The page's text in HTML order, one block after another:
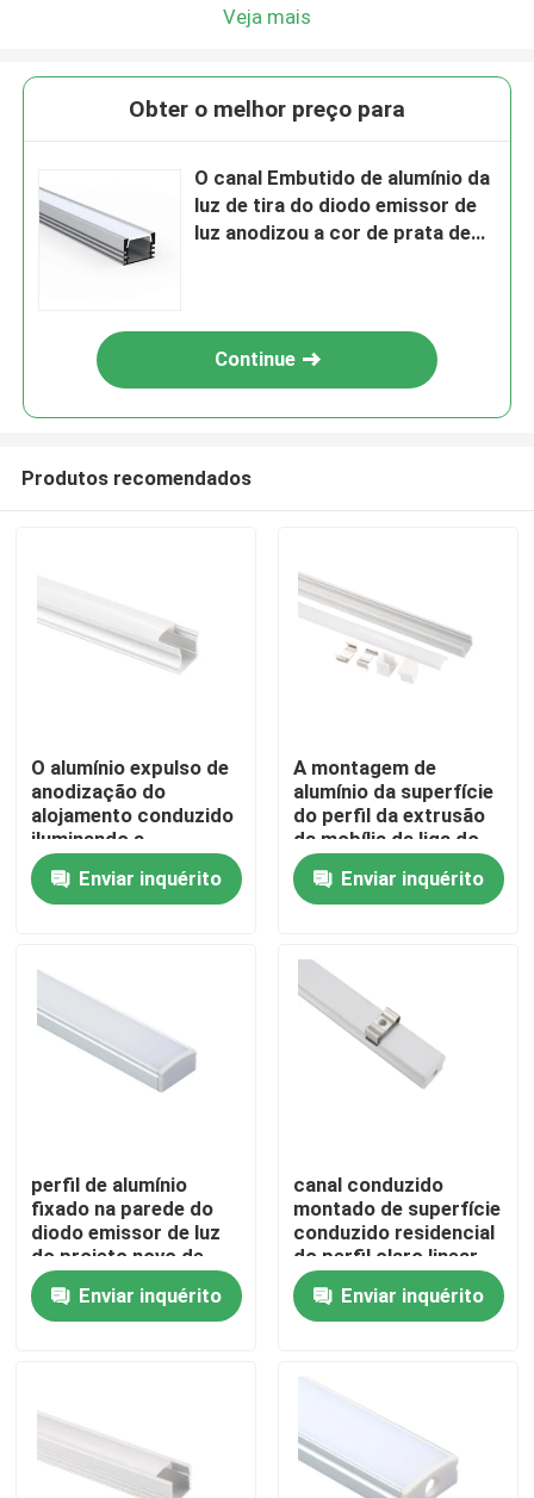
Casa
Produtos
Excursão da fábrica
Contacte-nos
Notícia
Perfis Embutido do diodo emissor de luz
Perfil do diodo emissor de luz da placa de gesso
Veja mais
Obter o melhor preço para
O canal Embutido de alumínio da
luz de tira do diodo emissor de
luz anodizou a cor de prata de
Continue
Produtos recomendados
O alumínio expulso de
anodização do
alojamento conduzido
iluminando a
superfície do perfil
montouEnviar inquérito
A montagem de
alumínio da superfície
do perfil da extrusão
da mobília da liga do
dissipador de calor
conduziu a luz linear
Enviar inquérito
perfil de alumínio
fixado na parede do
diodo emissor de luz
do projeto novo de
17X8mm para a
iluminação da cozinha
Enviar inquérito
canal conduzido
montado de superfície
conduzido residencial
do perfil claro linear
de 17x15mm
Enviar inquérito